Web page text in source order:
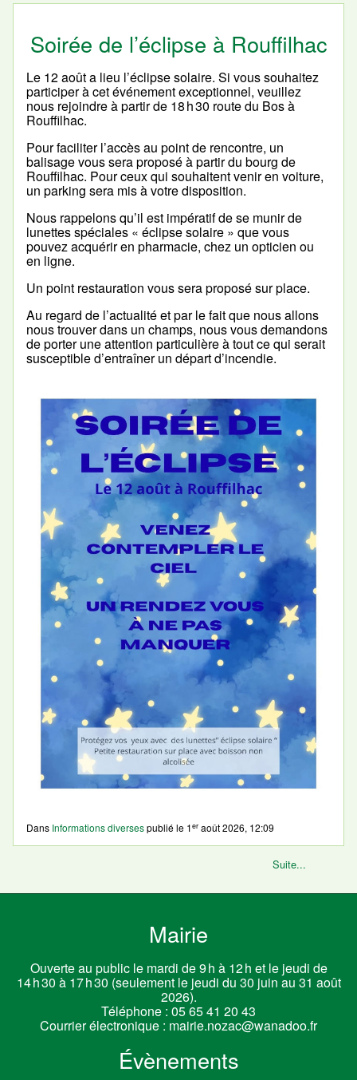
Soirée de l’éclipse à Rouffilhac
Le 12 août a lieu l’éclipse solaire. Si vous souhaitez
participer à cet événement exceptionnel, veuillez
nous rejoindre à partir de 18 h 30 route du Bos à
Rouffilhac.
Pour faciliter l’accès au point de rencontre, un
balisage vous sera proposé à partir du bourg de
Rouffilhac. Pour ceux qui souhaitent venir en voiture,
un parking sera mis à votre disposition.
Nous rappelons qu’il est impératif de se munir de
lunettes spéciales « éclipse solaire » que vous
pouvez acquérir en pharmacie, chez un opticien ou
en ligne.
Un point restauration vous sera proposé sur place.
Au regard de l’actualité et par le fait que nous allons
nous trouver dans un champs, nous vous demandons
de porter une attention particulière à tout ce qui serait
susceptible d’entraîner un départ d’incendie.
Dans Informations diversespublié le 1er août 2026, 12:09
Suite...
Mairie
Ouverte au public le mardi de 9 h à 12 h et le jeudi de
14 h 30 à 17 h 30 (seulement le jeudi du 30 juin au 31 août
2026).
Téléphone : 05 65 41 20 43
Courrier électronique : mairie.nozac@wanadoo.fr
Évènements